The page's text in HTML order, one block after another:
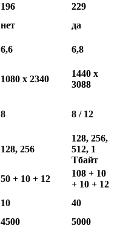
196
229
нет
да
6,6
6,8
1080 x 2340
1440 x
3088
8 8 / 12
128, 256
128, 256,
512, 1
Тбайт
50 + 10 + 12
108 + 10
+ 10 + 12
10
40
4500
5000